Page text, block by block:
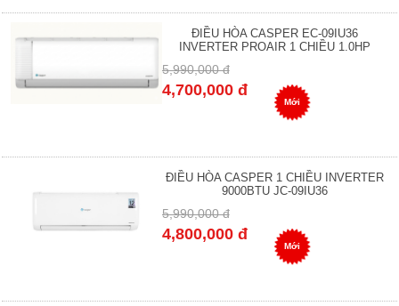
ĐIỀU HÒA CASPER EC-09IU36
INVERTER PROAIR 1 CHIỀU 1.0HP
5,990,000 đ
4,700,000 đ
Mới
ĐIỀU HÒA CASPER 1 CHIỀU INVERTER
9000BTU JC-09IU36
5,990,000 đ
4,800,000 đ
Mới